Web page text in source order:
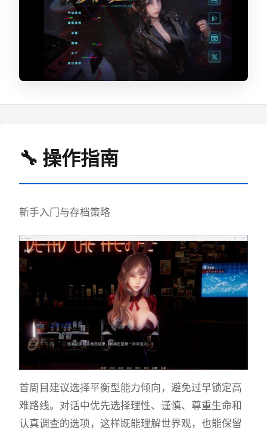
🔧 操作指南
新手入门与存档策略
首周目建议选择平衡型能力倾向，避免过早锁定高
难路线。对话中优先选择理性、谨慎、尊重生命和
认真调查的选项，这样既能理解世界观，也能保留